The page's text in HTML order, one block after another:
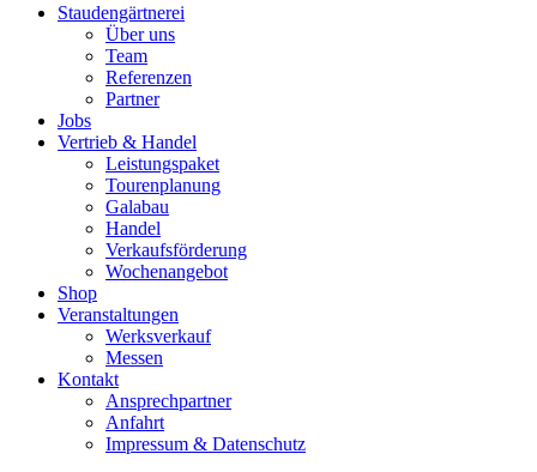
Staudengärtnerei
Über uns
Team
Referenzen
Partner
Jobs
Vertrieb & Handel
Leistungspaket
Tourenplanung
Galabau
Handel
Verkaufsförderung
Wochenangebot
Shop
Veranstaltungen
Werksverkauf
Messen
Kontakt
Ansprechpartner
Anfahrt
Impressum & Datenschutz